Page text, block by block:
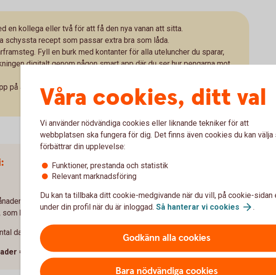
en kollega eller två för att få den nya vanan att sitta.
schyssta recept som passar extra bra som låda.
Fyll en burk med kontanter för alla uteluncher du sparar,
digitalt genom någon smart app där du ser hur pengarna mot
på axeln. Samtidigt som du sparar pengar, kan du även spara på
och köper lunch ute för 120 kr. Det blir 2 640 kr. Om du
kostar ca 40 kr att laga hemma, spenderar du ca 880 kronor.
dagar per månad = inbesparing per månad.
= 21 120 kr.
Våra cookies, ditt val
Vi använder nödvändiga cookies eller liknande tekniker för att
webbplatsen ska fungera för dig. Det finns även cookies du kan välja
förbättrar din upplevelse:
Funktioner, prestanda och statistik
Relevant marknadsföring
Du kan ta tillbaka ditt cookie-medgivande när du vill, på cookie-sidan
under din profil när du är inloggad. Så hanterar vi cookies .
Godkänn alla cookies
Bara nödvändiga cookies